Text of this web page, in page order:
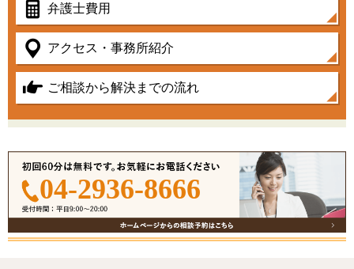
弁護士費用
アクセス・事務所紹介
ご相談から解決までの流れ
04-2936-8666